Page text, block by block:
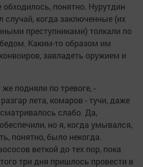
обходилось, понятно. Нурутдин
когда заключенные (их
преступниками) толкали по
Каким-то образом им
завладеть оружием и
подняли по тревоге, -
лета, комаров - тучи, даже
слабо. Да,
но я, когда умывался,
понятно, было некогда.
веткой до тех пор, пока
три дня пришлось провести в